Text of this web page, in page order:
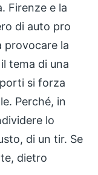
Firenze e la
di auto pro
provocare la
tema di una
si forza
Perché, in
lo
di un tir. Se
dietro